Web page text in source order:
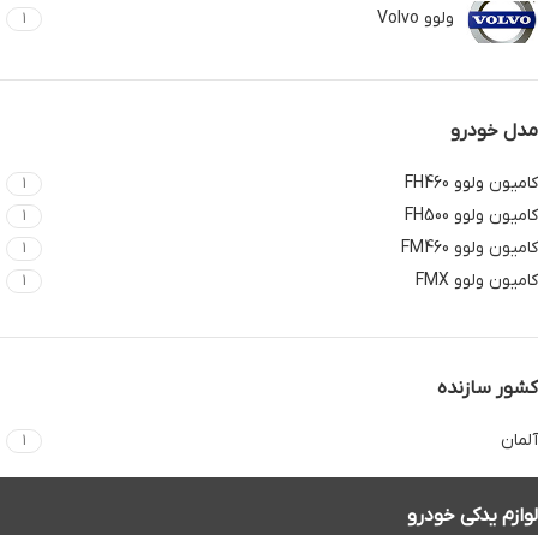
ولوو Volvo 1
مدل خودرو
کامیون ولوو FH460 1
کامیون ولوو FH500 1
کامیون ولوو FM460 1
کامیون ولوو FMX 1
کشور سازنده
آلمان 1
لوازم یدکی خودرو